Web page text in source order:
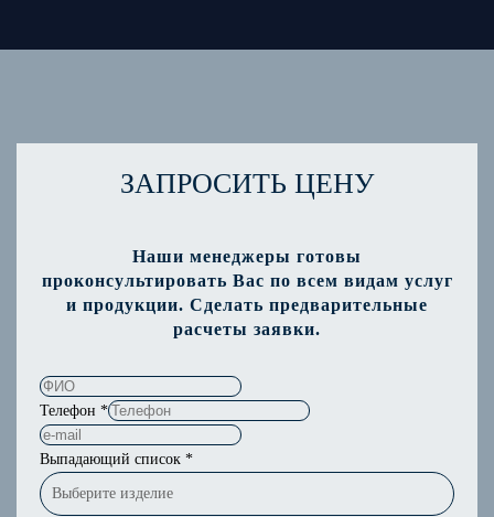
ЗАПРОСИТЬ ЦЕНУ
Наши менеджеры готовы
проконсультировать Вас по всем видам услуг
и продукции. Сделать предварительные
расчеты заявки.
Телефон *
Выпадающий список *